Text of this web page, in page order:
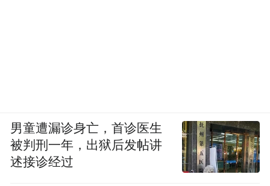
男童遭漏诊身亡，首诊医生
被判刑一年，出狱后发帖讲
述接诊经过